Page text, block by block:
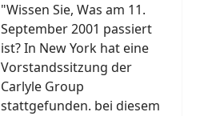
"Wissen Sie, Was am 11.
September 2001 passiert
ist? In New York hat eine
Vorstandssitzung der
Carlyle Group
stattgefunden. bei diesem